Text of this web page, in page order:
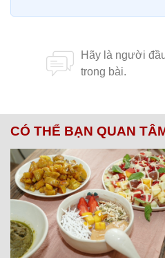
CÓ THỂ BẠN QUAN